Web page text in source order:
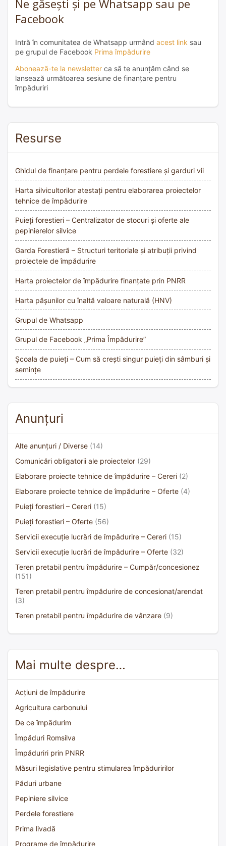
Ne găsești și pe Whatsapp sau pe
Facebook
Intră în comunitatea de Whatsapp urmând acest link sau
pe grupul de Facebook Prima împădurire
Abonează-te la newsletter ca să te anunțăm când se
lansează următoarea sesiune de finanțare pentru
împăduriri
Resurse
Ghidul de finanțare pentru perdele forestiere și garduri vii
Harta silvicultorilor atestați pentru elaborarea proiectelor
tehnice de împădurire
Puieți forestieri – Centralizator de stocuri și oferte ale
pepinierelor silvice
Garda Forestieră – Structuri teritoriale și atribuții privind
proiectele de împădurire
Harta proiectelor de împădurire finanțate prin PNRR
Harta pășunilor cu înaltă valoare naturală (HNV)
Grupul de Whatsapp
Grupul de Facebook „Prima Împădurire”
Școala de puieți – Cum să crești singur puieți din sâmburi și
semințe
Anunțuri
Alte anunțuri / Diverse (14)
Comunicări obligatorii ale proiectelor (29)
Elaborare proiecte tehnice de împădurire – Cereri (2)
Elaborare proiecte tehnice de împădurire – Oferte (4)
Puieți forestieri – Cereri (15)
Puieți forestieri – Oferte (56)
Servicii execuție lucrări de împădurire – Cereri (15)
Servicii execuție lucrări de împădurire – Oferte (32)
Teren pretabil pentru împădurire – Cumpăr/concesionez
(151)
Teren pretabil pentru împădurire de concesionat/arendat
(3)
Teren pretabil pentru împădurire de vânzare (9)
Mai multe despre…
Acțiuni de împădurire
Agricultura carbonului
De ce împădurim
Împăduri Romsilva
Împăduriri prin PNRR
Măsuri legislative pentru stimularea împăduririlor
Păduri urbane
Pepiniere silvice
Perdele forestiere
Prima livadă
Programe de împădurire